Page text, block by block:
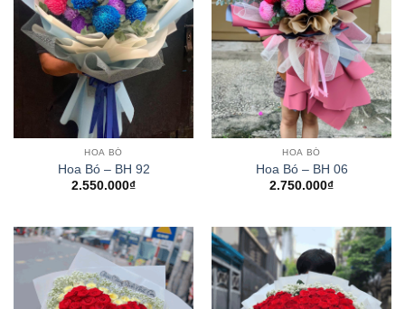
HOA BÓ
Hoa Bó – BH 92
2.550.000₫
HOA BÓ
Hoa Bó – BH 06
2.750.000₫